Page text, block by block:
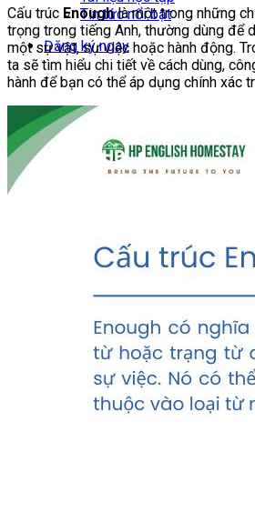
Tin tức nổi bật
Đăng ký ngay
Cấu trúc Enoughlà một trong những
trọng trong tiếng Anh, thường dùng để
một sự vật, sự việc hoặc hành động.
ta sẽ tìm hiểu chi tiết về cách dùng,
hành để bạn có thể áp dụng chính xác